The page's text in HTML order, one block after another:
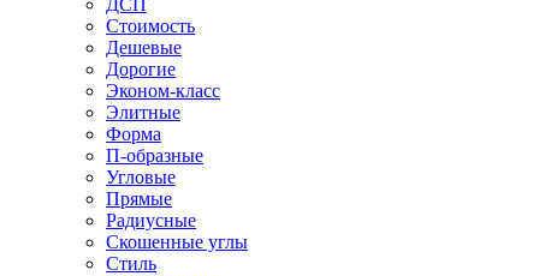
ДСП
Стоимость
Дешевые
Дорогие
Эконом-класс
Элитные
Форма
П-образные
Угловые
Прямые
Радиусные
Скошенные углы
Стиль